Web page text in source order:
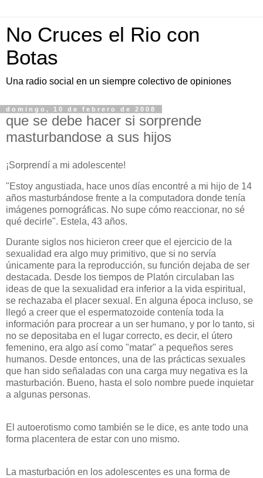
No Cruces el Rio con
Botas
Una radio social en un siempre colectivo de opiniones
domingo, 10 de febrero de 2008
que se debe hacer si sorprende
masturbandose a sus hijos
¡Sorprendí a mi adolescente!
"Estoy angustiada, hace unos días encontré a mi hijo de 14
años masturbándose frente a la computadora donde tenía
imágenes pornográficas. No supe cómo reaccionar, no sé
qué decirle". Estela, 43 años.
Durante siglos nos hicieron creer que el ejercicio de la
sexualidad era algo muy primitivo, que si no servía
únicamente para la reproducción, su función dejaba de ser
destacada. Desde los tiempos de Platón circulaban las
ideas de que la sexualidad era inferior a la vida espiritual,
se rechazaba el placer sexual. En alguna época incluso, se
llegó a creer que el espermatozoide contenía toda la
información para procrear a un ser humano, y por lo tanto, si
no se depositaba en el lugar correcto, es decir, el útero
femenino, era algo así como "matar" a pequeños seres
humanos. Desde entonces, una de las prácticas sexuales
que han sido señaladas con una carga muy negativa es la
masturbación. Bueno, hasta el solo nombre puede inquietar
a algunas personas.
El autoerotismo como también se le dice, es ante todo una
forma placentera de estar con uno mismo.
La masturbación en los adolescentes es una forma de